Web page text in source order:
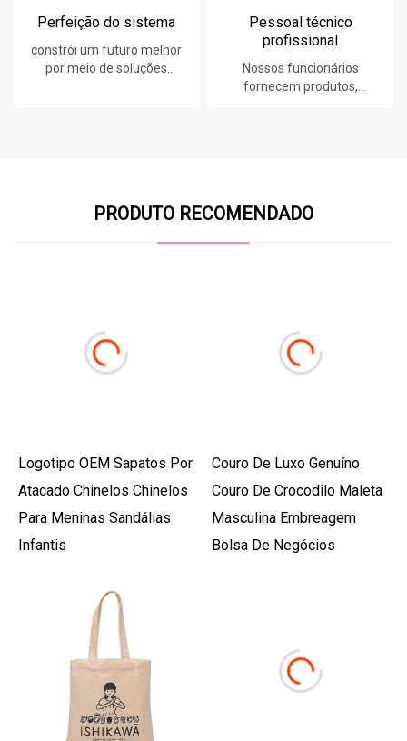
Perfeição do sistema
constrói um futuro melhor
por meio de soluções
Pessoal técnico
profissional
Nossos funcionários
fornecem produtos,
PRODUTO RECOMENDADO
Logotipo OEM Sapatos Por
Atacado Chinelos Chinelos
Para Meninas Sandálias
Infantis
Couro De Luxo Genuíno
Couro De Crocodilo Maleta
Masculina Embreagem
Bolsa De Negócios